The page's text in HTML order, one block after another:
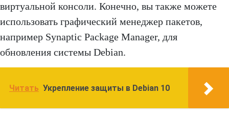
виртуальной консоли. Конечно, вы также можете
использовать графический менеджер пакетов,
например Synaptic Package Manager, для
обновления системы Debian.
Читать Укрепление защиты в Debian 10